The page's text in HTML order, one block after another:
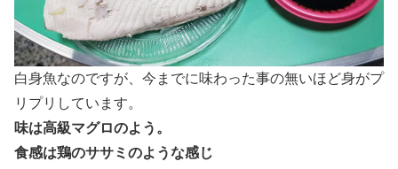
白身魚なのですが、今までに味わった事の無いほど身がプ
リプリしています。
味は高級マグロのよう。
食感は鶏のササミのような感じ